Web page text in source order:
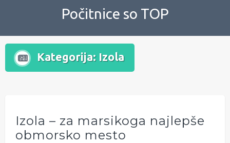
Počitnice so TOP
Kategorija: Izola
Izola – za marsikoga najlepše
obmorsko mesto